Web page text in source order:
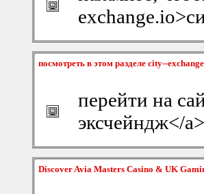
посмотреть в этом разделе city--exchange
перейти на
эксчейндж</a>
Discover Avia Masters Casino & UK